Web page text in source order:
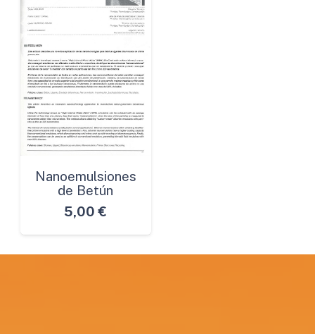
Nanoemulsiones
de Betún
5,00 €